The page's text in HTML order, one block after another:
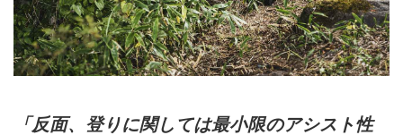
「反面、登りに関しては最小限のアシスト性